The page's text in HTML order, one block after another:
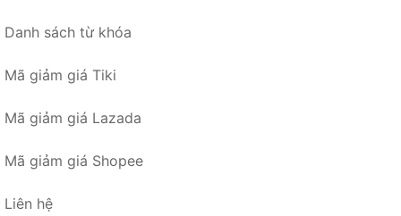
Danh sách từ khóa
Mã giảm giá Tiki
Mã giảm giá Lazada
Mã giảm giá Shopee
Liên hệ